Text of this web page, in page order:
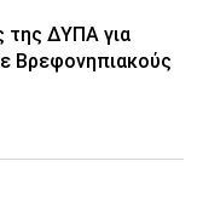
της ΔΥΠΑ για
Βρεφονηπιακούς